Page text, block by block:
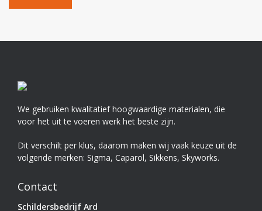
We gebruiken kwalitatief hoogwaardige materialen, die
voor het uit te voeren werk het beste zijn.
Dit verschilt per klus, daarom maken wij vaak keuze uit de
volgende merken: Sigma, Caparol, Sikkens, Skyworks.
Contact
Schildersbedrijf Ard